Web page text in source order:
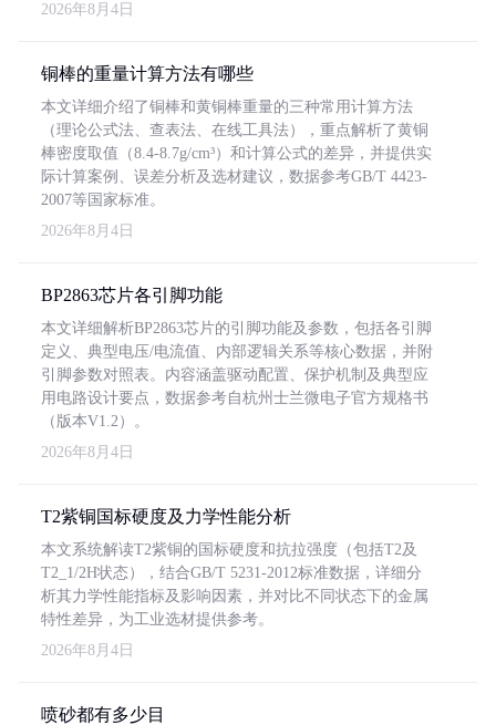
2026年8月4日
铜棒的重量计算方法有哪些
本文详细介绍了铜棒和黄铜棒重量的三种常用计算方法
（理论公式法、查表法、在线工具法），重点解析了黄铜
棒密度取值（8.4-8.7g/cm³）和计算公式的差异，并提供实
际计算案例、误差分析及选材建议，数据参考GB/T 4423-
2007等国家标准。
2026年8月4日
BP2863芯片各引脚功能
本文详细解析BP2863芯片的引脚功能及参数，包括各引脚
定义、典型电压/电流值、内部逻辑关系等核心数据，并附
引脚参数对照表。内容涵盖驱动配置、保护机制及典型应
用电路设计要点，数据参考自杭州士兰微电子官方规格书
（版本V1.2）。
2026年8月4日
T2紫铜国标硬度及力学性能分析
本文系统解读T2紫铜的国标硬度和抗拉强度（包括T2及
T2_1/2H状态），结合GB/T 5231-2012标准数据，详细分
析其力学性能指标及影响因素，并对比不同状态下的金属
特性差异，为工业选材提供参考。
2026年8月4日
喷砂都有多少目